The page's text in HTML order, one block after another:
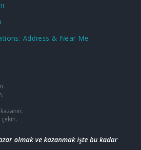
Address & Near Me
çekin.
olmak ve kazanmak işte bu kadar